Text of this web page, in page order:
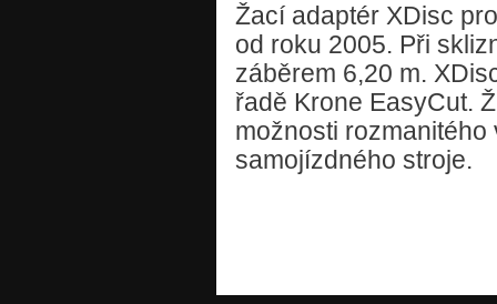
Žací adaptér XDisc
od roku 2005. Při
záběrem 6,20 m.
řadě Krone EasyCut.
možnosti
samojízdného stroje.